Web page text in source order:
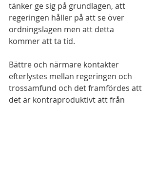
tänker ge sig på grundlagen, att
regeringen håller på att se över
ordningslagen men att detta
kommer att ta tid.
Bättre och närmare kontakter
efterlystes mellan regeringen och
trossamfund och det framfördes att
det är kontraproduktivt att från